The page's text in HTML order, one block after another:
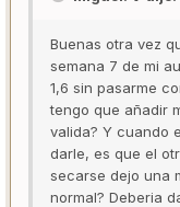
Buenas otra vez
semana 7 de mi
1,6 sin pasarme
tengo que añadir
valida? Y cuando
darle, es que el
secarse dejo una
normal? Deberia